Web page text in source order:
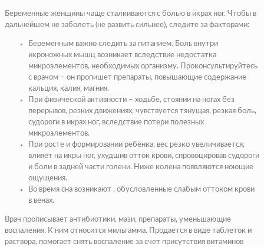
Беременные женщины чаще сталкиваются с болью в икрах ног. Чтобы в
дальнейшем не заболеть (не развить сильнее), следите за факторами:
Беременным важно следить за питанием. Боль внутри
икроножных мышц возникает вследствие недостатка
микроэлементов, необходимых организму. Проконсультируйтесь
с врачом – он пропишет препараты, повышающие содержание
кальция, калия, магния.
При физической активности – ходьбе, стоянии на ногах без
перерывов, резких движениях, чувствуется тянущая, резкая боль,
судороги в икрах ног, вследствие потери полезных
микроэлементов.
При росте и формировании ребёнка, вес резко увеличивается,
влияет на икры ног, ухудшив отток крови, спровоцировав судороги
и боли в задней части голени. Ниже колена появляются ноющие
ощущения.
Во время сна возникают , обусловленные слабым оттоком крови
в венах.
Врач прописывает антибиотики, мази, препараты, уменьшающие
воспаления. К ним относится мильгамма. Продается в виде таблеток и
раствора, помогает снять воспаление за счет присутствия витаминов